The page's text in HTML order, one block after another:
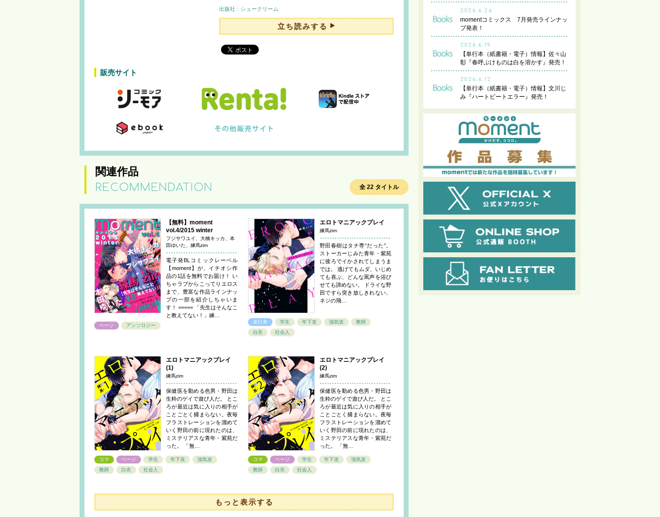
出版社：シュークリーム
立ち読みする
販売サイト
関連作品
RECOMMENDATION 全 22 タイトル
【無料】moment
vol.4/2015 winter
フジサワユイ、大橋キッカ、本
田ゆいた、練馬zim
電子発BLコミックレーベル
【moment】が、イチオシ作
品の1話を無料でお届け！ い
ちゃラブからこってりエロス
まで、豊富な作品ラインナッ
プの一部を紹介しちゃいま
す！ ===== 「先生はそんなこ
と教えてない！」練…
ページ アンソロジー
エロトマニアックプレイ
練馬zim
野田春樹はタチ専“だった”。
ストーカーじみた青年・紫苑
に後ろでイかされてしまうま
では。 逃げてもムダ、いじめ
ても喜ぶ、どんな罵声を浴び
せても諦めない。 ドライな野
田ですら突き放しきれない、
ネジの飛…
単行本 学生 年下攻 強気攻
教師
白衣
社会人
エロトマニアックプレイ
(1)
練馬zim
保健医を勤める色男・野田は
生粋のゲイで遊び人だ。 とこ
ろが最近は気に入りの相手が
ことごとく捕まらない。夜毎
フラストレーションを溜めて
いく野田の前に現れたのは、
ミステリアスな青年・紫苑だ
った。 「無…
コマ ページ 学生 年下攻
強気攻
教師
白衣 社会人
エロトマニアックプレイ
(2)
練馬zim
保健医を勤める色男・野田は
生粋のゲイで遊び人だ。 とこ
ろが最近は気に入りの相手が
ことごとく捕まらない。夜毎
フラストレーションを溜めて
いく野田の前に現れたのは、
ミステリアスな青年・紫苑だ
った。 「無…
コマ ページ 学生 年下攻
強気攻
教師
白衣 社会人
もっと表示する
2026.6.26
momentコミックス 7月発売ラインナッ
プ発表！
2026.6.19
【単行本（紙書籍・電子）情報】佐々山
彰『春呼ぶけものは白を溶かす』発売！
2026.6.12
【単行本（紙書籍・電子）情報】文川じ
み『ハートビートエラー』発売！